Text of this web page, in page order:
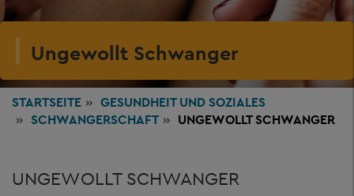
Ungewollt Schwanger
STARTSEITE GESUNDHEITUND SOZIALES
SCHWANGERSCHAFT
UNGEWOLLT SCHWANGER
UNGEWOLLT SCHWANGER